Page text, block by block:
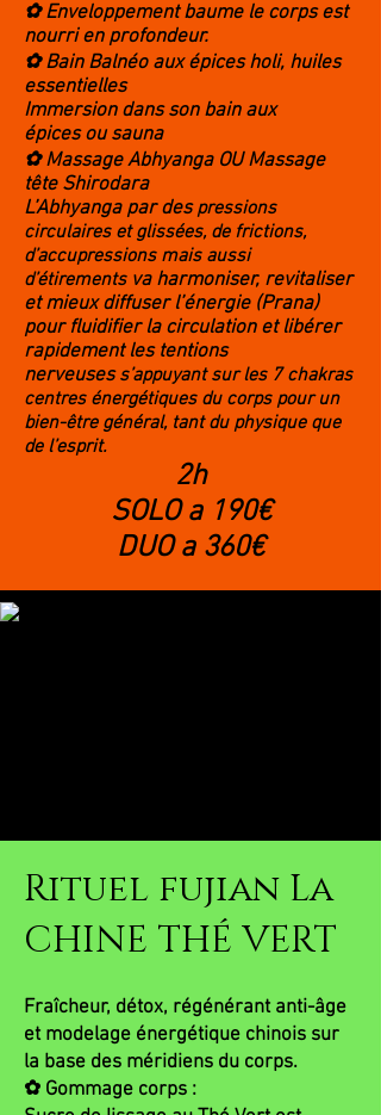
✿ Enveloppement baume le corps est
nourri en profondeur.
✿ Bain Balnéo aux épices holi, huiles
essentielles
Immersion dans son bain aux
épicesou sauna
✿ Massage Abhyanga OU Massage
tête Shirodara
L’Abhyanga par despressions
circulaires et glissées, de frictions,
d’accupressions mais aussi
d’étirements va harmoniser, revitaliser
et mieux diffuser l’énergie (Prana)
pour fluidifier la circulation et libérer
rapidement les tentions
nerveusess’appuyant sur les 7 chakras
centres énergétiques du corps pour un
bien-être général, tant du physique que
de l’esprit.
2h
SOLO a 190€
DUO a 360€
Rituel fujian La
CHINE THÉ VERT
Fraîcheur, détox, régénérant anti-âge
et modelage énergétique chinois sur
la base des méridiens du corps.
✿ Gommage corps :